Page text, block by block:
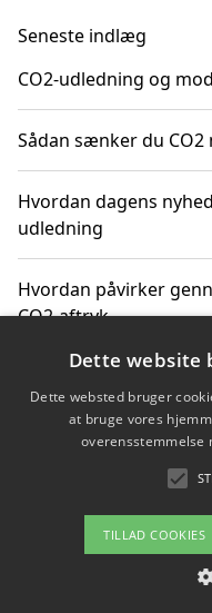
Seneste indlæg
CO2-udledning og
Sådan sænker du
Hvordan dagens
udledning
Hvordan påvirker
CO2-aftryk
Hvordan nyheder om
hverdag
Om / kontakt
Dette website
Dette websted bruger
at bruge vores
overensstemmelse
TILLAD COOKIES